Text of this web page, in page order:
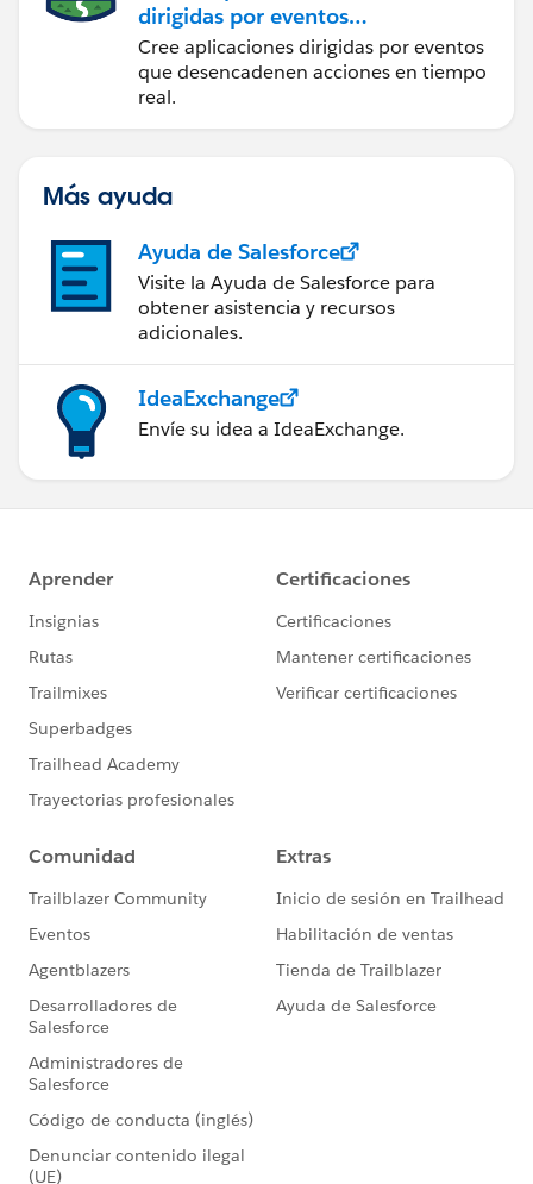
dirigidas por eventos
para la integración en
tiempo real
Cree aplicaciones dirigidas por eventos
que desencadenen acciones en tiempo
real.
Más ayuda
Ayuda de Salesforce
Visite la Ayuda de Salesforce para
obtener asistencia y recursos
adicionales.
IdeaExchange
Envíe su idea a IdeaExchange.